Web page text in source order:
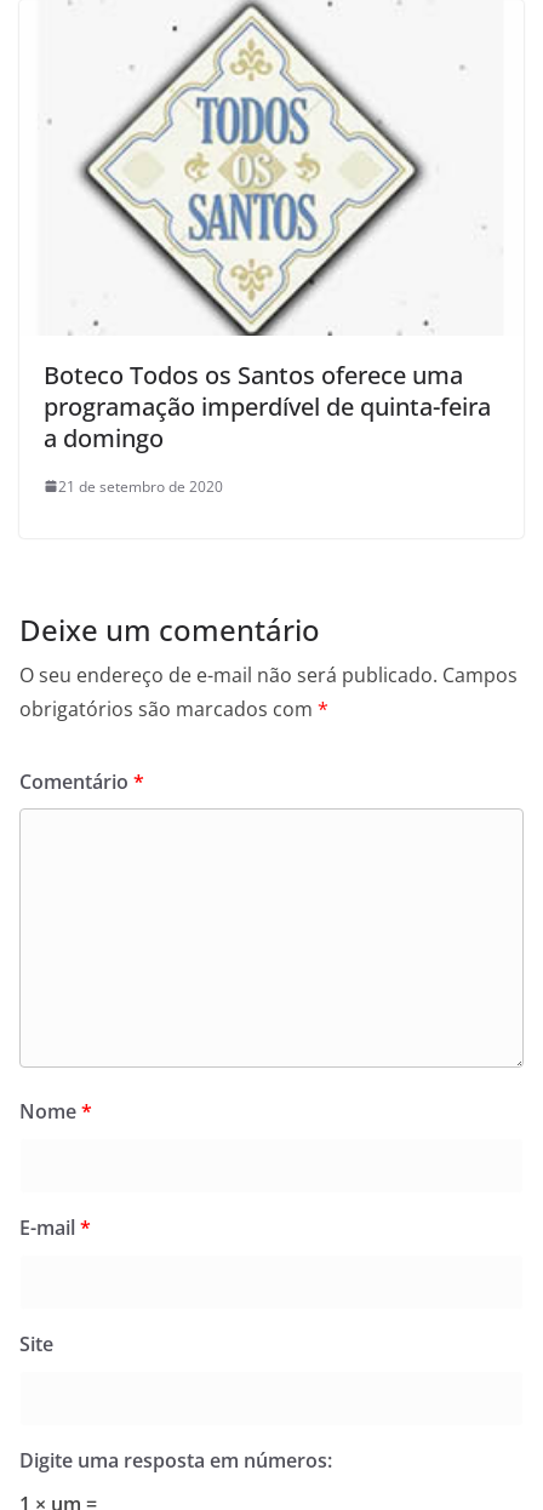
Boteco Todos os Santos oferece uma
programação imperdível de quinta-feira
a domingo
21 de setembro de 2020
Deixe um comentário
O seu endereço de e-mail não será publicado. Campos
obrigatórios são marcados com *
Comentário *
Nome*
E-mail*
Site
Digite uma resposta em números:
1 × um =